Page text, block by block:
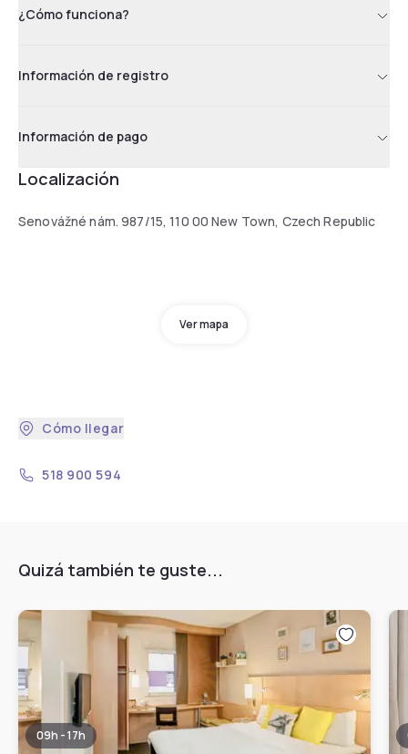
¿Cómo funciona?
Información de registro
Información de pago
Localización
Senovážné nám. 987/15, 110 00 New Town, Czech Republic
Ver mapa
Cómo llegar
518 900 594
Quizá también te guste...
09h - 17h